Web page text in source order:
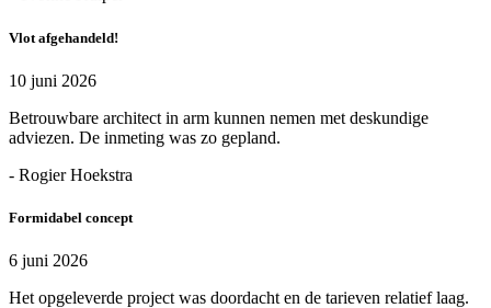
Vlot afgehandeld!
10 juni 2026
Betrouwbare architect in arm kunnen nemen met deskundige
adviezen. De inmeting was zo gepland.
- Rogier Hoekstra
Formidabel concept
6 juni 2026
Het opgeleverde project was doordacht en de tarieven relatief laag.